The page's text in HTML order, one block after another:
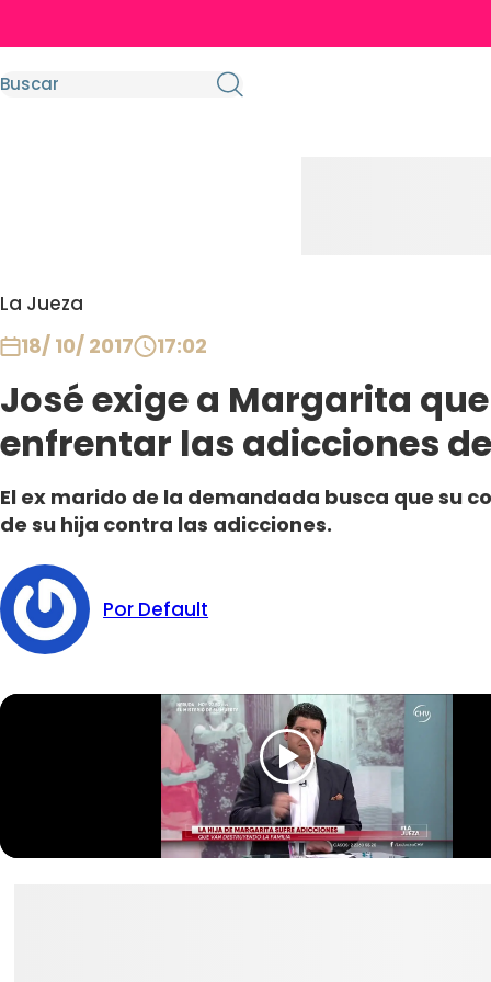
La Jueza
18/ 10/ 2017 17:02
José exige a Margarita
enfrentar las adicciones
El ex marido de la demandada busca que su
de su hija contra las adicciones.
Por Default